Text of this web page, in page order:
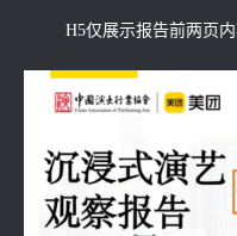
H5仅展示报告前两页